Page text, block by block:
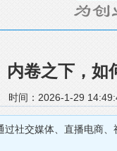
内卷之下，如
时间：2026-1-29
过社交媒体、直播电商